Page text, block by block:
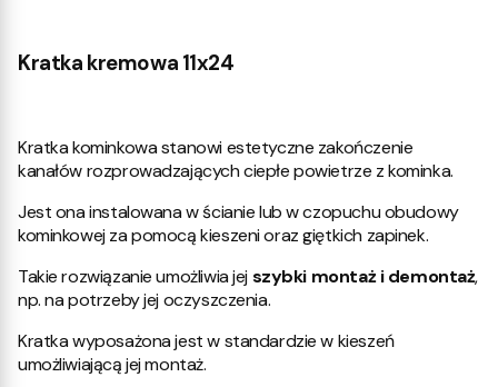
Kratka kremowa 11x24
Kratka kominkowa stanowi estetyczne zakończenie
kanałów rozprowadzających ciepłe powietrze z kominka.
Jest ona instalowana w ścianie lub w czopuchu obudowy
kominkowej za pomocą kieszeni oraz giętkich zapinek.
Takie rozwiązanie umożliwia jej szybki montaż i demontaż,
np. na potrzeby jej oczyszczenia.
Kratka wyposażona jest w standardzie w kieszeń
umożliwiającą jej montaż.